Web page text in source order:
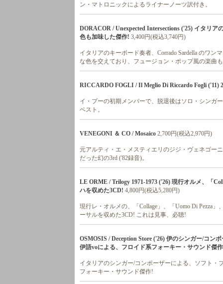
ン・マトロニックによるライナーノーツ訳付き。
DORACOR / Unexpected Intersections ('25) イタリ
色も加味した傑作! 3,400円(税込3,740円)
イタリアのキーボード奏者、Corrado Sardella のワ
な色を交えており、フュージョン・ポップ風の楽曲
RICCARDO FOGLI / Il Meglio Di Riccardo Fogli ('11)
イ・プーの初期メンバーで、脱退後はソロ・シンガ
ベスト。
VENEGONI ＆ CO / Mosaico 2,700円(税込2,970円)
元アルティ・エ・メスティエリのジジ・ヴェネゴー
だった幻の3rd ('82録音)。
LE ORME / Trilogy 1971-1973 ('26) 現行オルメ、「
ハを収めた3CD! 4,800円(税込5,280円)
現行レ・オルメの、「Collage」、「Uomo Di Pezza
ーサルを収めた3CD! これは見事、必聴!
OSMOSIS / Deception Store ('26) 伊のシンガー/コン
伊語voによる、フロイド系フォーキー・サウンド傑
イタリアのシンガー/コンポーザーによる、ソフト・
フォーキー・サウンド傑作!